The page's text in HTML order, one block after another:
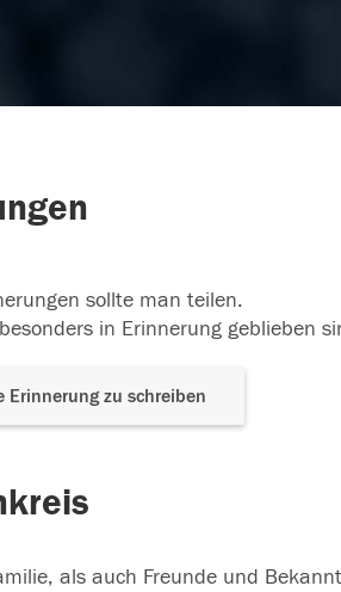
sollte man teilen.
in Erinnerung geblieben
zu schreiben
als auch Freunde und